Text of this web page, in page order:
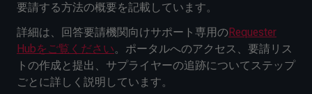
要請する方法の概要を記載しています。
詳細は、回答要請機関向けサポート専用のRequester
Hubをご覧ください。ポータルへのアクセス、要請リス
トの作成と提出、サプライヤーの追跡についてステップ
ごとに詳しく説明しています。